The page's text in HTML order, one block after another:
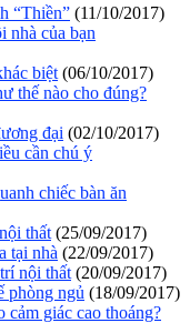
“Thiền” (11/10/2017)
nhà của bạn
biệt (06/10/2017)
thế nào cho đúng?
đại (02/10/2017)
cần chú ý
chiếc bàn ăn
thất (25/09/2017)
tại nhà (22/09/2017)
nội thất (20/09/2017)
phòng ngủ (18/09/2017)
cảm giác cao thoáng?